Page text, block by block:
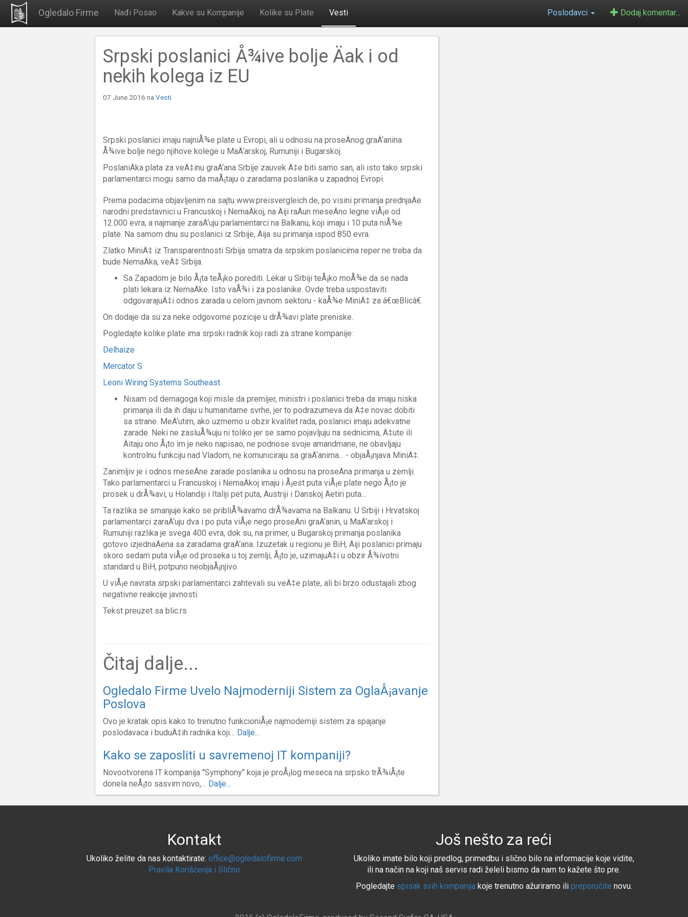
Ogledalo Firme Nađi Posao Kakve su Kompanije Kolike su Plate Vesti Poslodavci Dodaj komentar...
Srpski poslanici Å¾ive bolje Äak i od
nekih kolega iz EU
07 June 2016 na Vesti
Srpski poslanici imaju najniÅ¾e plate u Evropi, ali u odnosu na proseÄnog graÄ‘anina
Å¾ive bolje nego njihove kolege u MaÄ‘arskoj, Rumuniji i Bugarskoj.
PoslaniÄka plata za veÄ‡inu graÄ‘ana Srbije zauvek Ä‡e biti samo san, ali isto tako srpski
parlamentarci mogu samo da maÅ¡taju o zaradama poslanika u zapadnoj Evropi.
Prema podacima objavljenim na sajtu www.preisvergleich.de, po visini primanja prednjaÄe
narodni predstavnici u Francuskoj i NemaÄkoj, na Äiji raÄun meseÄno legne viÅ¡e od
12.000 evra, a najmanje zaraÄ‘uju parlamentarci na Balkanu, koji imaju i 10 puta niÅ¾e
plate. Na samom dnu su poslanici iz Srbije, Äija su primanja ispod 850 evra.
Zlatko MiniÄ‡ iz Transparentnosti Srbija smatra da srpskim poslanicima reper ne treba da
bude NemaÄka, veÄ‡ Srbija.
Sa Zapadom je bilo Å¡ta teÅ¡ko porediti. Lekar u Srbiji teÅ¡ko moÅ¾e da se nada
plati lekara iz NemaÄke. Isto vaÅ¾i i za poslanike. Ovde treba uspostaviti
odgovarajuÄ‡i odnos zarada u celom javnom sektoru - kaÅ¾e MiniÄ‡ za â€œBlicâ€.
On dodaje da su za neke odgovorne pozicije u drÅ¾avi plate preniske.
Pogledajte kolike plate ima srpski radnik koji radi za strane kompanije:
Delhaize
Mercator S
Leoni Wiring Systems Southeast
Nisam od demagoga koji misle da premijer, ministri i poslanici treba da imaju niska
primanja ili da ih daju u humanitarne svrhe, jer to podrazumeva da Ä‡e novac dobiti
sa strane. MeÄ‘utim, ako uzmemo u obzir kvalitet rada, poslanici imaju adekvatne
zarade. Neki ne zasluÅ¾uju ni toliko jer se samo pojavljuju na sednicima, Ä‡ute ili
Äitaju ono Å¡to im je neko napisao, ne podnose svoje amandmane, ne obavljaju
kontrolnu funkciju nad Vladom, ne komuniciraju sa graÄ‘anima... - objaÅ¡njava MiniÄ‡.
Zanimljiv je i odnos meseÄne zarade poslanika u odnosu na proseÄna primanja u zemlji.
Tako parlamentarci u Francuskoj i NemaÄkoj imaju i Å¡est puta viÅ¡e plate nego Å¡to je
prosek u drÅ¾avi, u Holandiji i Italiji pet puta, Austriji i Danskoj Äetiri puta...
Ta razlika se smanjuje kako se pribliÅ¾avamo drÅ¾avama na Balkanu. U Srbiji i Hrvatskoj
parlamentarci zaraÄ‘uju dva i po puta viÅ¡e nego proseÄni graÄ‘anin, u MaÄ‘arskoj i
Rumuniji razlika je svega 400 evra, dok su, na primer, u Bugarskoj primanja poslanika
gotovo izjednaÄena sa zaradama graÄ‘ana. Izuzetak u regionu je BiH, Äiji poslanici primaju
skoro sedam puta viÅ¡e od proseka u toj zemlji, Å¡to je, uzimajuÄ‡i u obzir Å¾ivotni
standard u BiH, potpuno neobjaÅ¡njivo.
U viÅ¡e navrata srpski parlamentarci zahtevali su veÄ‡e plate, ali bi brzo odustajali zbog
negativne reakcije javnosti.
Tekst preuzet sa blic.rs
Čitaj dalje...
Ogledalo Firme Uvelo Najmoderniji Sistem za OglaÅ¡avanje
Poslova
Ovo je kratak opis kako to trenutno funkcioniÅ¡e najmoderniji sistem za spajanje
poslodavaca i buduÄ‡ih radnika koji… Dalje...
Kako se zaposliti u savremenoj IT kompaniji?
Novootvorena IT kompanija "Symphony" koja je proÅ¡log meseca na srpsko trÅ¾iÅ¡te
donela neÅ¡to sasvim novo,… Dalje...
Kontakt
Ukoliko želite da nas kontaktirate: office@ogledalofirme.com
Pravila Korišćenja i Slično
Još nešto za reći
Ukoliko imate bilo koji predlog, primedbu i slično bilo na informacije koje vidite,
ili na način na koji naš servis radi želeli bismo da nam to kažete što pre.
Pogledajte spisak svih kompanijakoje trenutno ažuriramo ili preporučite novu.